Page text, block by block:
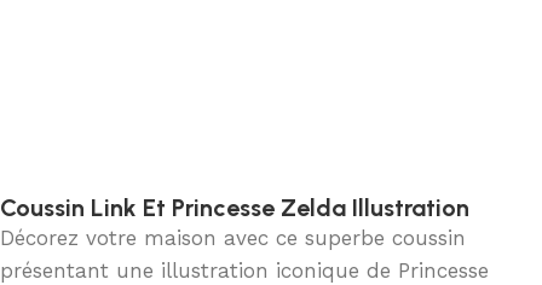
Coussin Link Et Princesse Zelda Illustration
Décorez votre maison avec ce superbe coussin
présentant une illustration iconique de Princesse